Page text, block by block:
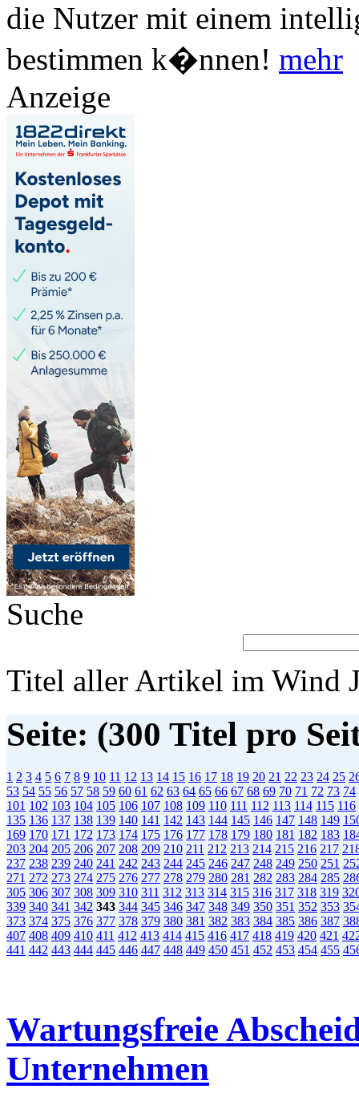
die Nutzer mit einem
bestimmen k�nnen! mehr
Anzeige
Suche
Titel aller Artikel im Wind
Seite: (300 Titel pro
1 2 3 4 5 6 7 8 9 10 11 12 13 14 15 16 17 18 19 20 21 22 23 24 25
53 54 55 56 57 58 59 60 61 62 63 64 65 66 67 68 69 70 71 72 73 74
101 102 103 104 105 106 107 108 109 110 111 112 113 114 115 116
135 136 137 138 139 140 141 142 143 144 145 146 147 148 149
169 170 171 172 173 174 175 176 177 178 179 180 181 182 183
203 204 205 206 207 208 209 210 211 212 213 214 215 216 217
237 238 239 240 241 242 243 244 245 246 247 248 249 250 251
271 272 273 274 275 276 277 278 279 280 281 282 283 284 285
305 306 307 308 309 310 311 312 313 314 315 316 317 318 319
339 340 341 342 343 344 345 346 347 348 349 350 351 352 353
373 374 375 376 377 378 379 380 381 382 383 384 385 386 387
407 408 409 410 411 412 413 414 415 416 417 418 419 420 421
441 442 443 444 445 446 447 448 449 450 451 452 453 454 455
Wartungsfreie
Unternehmen